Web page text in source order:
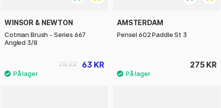
WINSOR & NEWTON
Cotman Brush - Series 667
Angled 3/8
63 KR
78 KR
AMSTERDAM
Pensel 602 Paddle St 3
275 KR